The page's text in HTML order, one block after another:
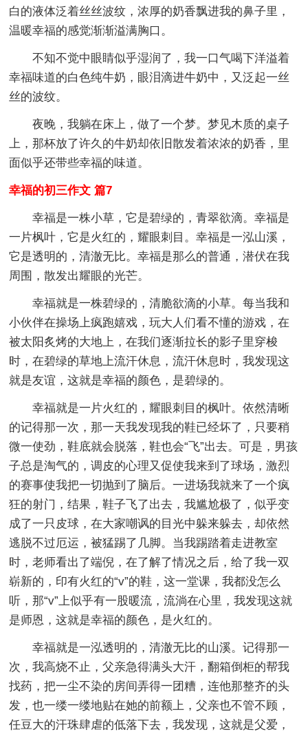
白的液体泛着丝丝波纹，浓厚的奶香飘进我的鼻子里，
温暖幸福的感觉渐渐溢满胸口。
不知不觉中眼睛似乎湿润了，我一口气喝下洋溢着
幸福味道的白色纯牛奶，眼泪滴进牛奶中，又泛起一丝
丝的波纹。
夜晚，我躺在床上，做了一个梦。梦见木质的桌子
上，那杯放了许久的牛奶却依旧散发着浓浓的奶香，里
面似乎还带些幸福的味道。
幸福的初三作文 篇7
幸福是一株小草，它是碧绿的，青翠欲滴。幸福是
一片枫叶，它是火红的，耀眼刺目。幸福是一泓山溪，
它是透明的，清澈无比。幸福是那么的普通，潜伏在我
周围，散发出耀眼的光芒。
幸福就是一株碧绿的，清脆欲滴的小草。每当我和
小伙伴在操场上疯跑嬉戏，玩大人们看不懂的游戏，在
被太阳炙烤的大地上，在我们逐渐拉长的影子里穿梭
时，在碧绿的草地上流汗休息，流汗休息时，我发现这
就是友谊，这就是幸福的颜色，是碧绿的。
幸福就是一片火红的，耀眼刺目的枫叶。依然清晰
的记得那一次，那一天我发现我的鞋已经坏了，只要稍
微一使劲，鞋底就会脱落，鞋也会“飞”出去。可是，男孩
子总是淘气的，调皮的心理又促使我来到了球场，激烈
的赛事使我把一切抛到了脑后。一进场我就来了一个疯
狂的射门，结果，鞋子飞了出去，我尴尬极了，似乎变
成了一只皮球，在大家嘲讽的目光中躲来躲去，却依然
逃脱不过厄运，被猛踢了几脚。当我踢踏着走进教室
时，老师看出了端倪，在了解了情况之后，给了我一双
崭新的，印有火红的“v”的鞋，这一堂课，我都没怎么
听，那“v”上似乎有一股暖流，流淌在心里，我发现这就
是师恩，这就是幸福的颜色，是火红的。
幸福就是一泓透明的，清澈无比的山溪。记得那一
次，我高烧不止，父亲急得满头大汗，翻箱倒柜的帮我
找药，把一尘不染的房间弄得一团糟，连他那整齐的头
发，也一缕一缕地贴在她的前额上，父亲也不管不顾，
任豆大的汗珠肆虐的低落下去，我发现，这就是父爱，